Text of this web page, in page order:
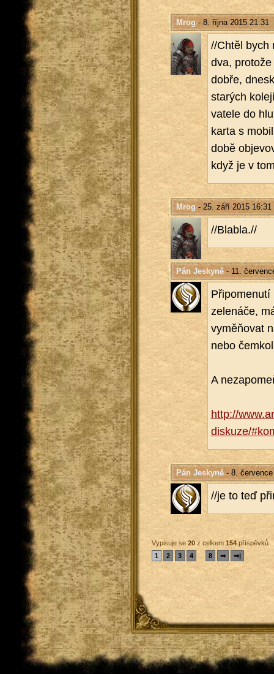
Mrog - 8. října 2015 21:31
//Chtěl bych
dva,
dobře,
sta­rých
va­te­le do
karta s
době
když je v
Mrog - 25. září 2015 16:31
//Bla­b­la.//
Pán Jeskyně- 11.
Při­po­me­nu­tí
ze­le­ná­če,
vyměňovat
nebo
A
http://​
diskuze/
Pán Jeskyně- 8. července
//je to teď
Vypisuje se20z celkem 154příspěvků
1
2 3 4 8 ⇒ ⇒|